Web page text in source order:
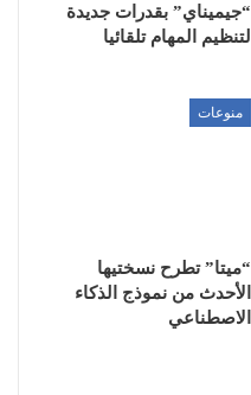
“جيميناي” بقدرات جديدة
لتنظيم المهام تلقائيا
منوعات
“ميتا” تطرح نسختيها
الأحدث من نموذج الذكاء
الاصطناعي